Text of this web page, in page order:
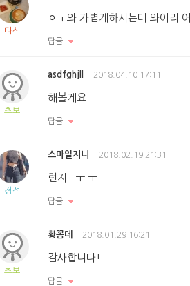
다신
ㅇㅜ와 가볍게하시는데 와이리
답글
초보
asdfghjll 2018.04.10 17:11
해볼게요
답글
정석
스마일지니 2018.02.19 21:31
런지...ㅜ.ㅜ
답글
초보
황꼼데 2018.01.29 16:21
감사합니다!
답글